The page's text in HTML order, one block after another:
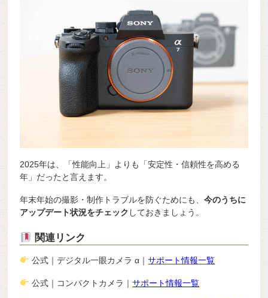
2025年は、「性能向上」よりも「安定性・信頼性を高める
年」だったと言えます。
年末年始の撮影・制作トラブルを防ぐためにも、今のうちに
アップデート状況をチェック しておきましょう。
関連リンク
公式｜デジタル一眼カメラ α｜サポート情報一覧
公式｜コンパクトカメラ｜サポート情報一覧